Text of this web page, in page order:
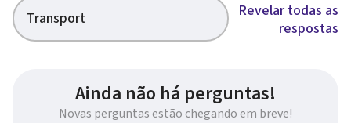
Transport
Revelar todas as
respostas
Ainda não há perguntas!
Novas perguntas estão chegando em breve!